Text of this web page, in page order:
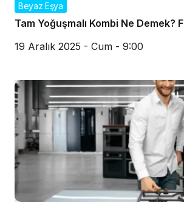
Beyaz Eşya
Tam Yoğuşmalı Kombi Ne Demek?
19 Aralık 2025 - Cum - 9:00